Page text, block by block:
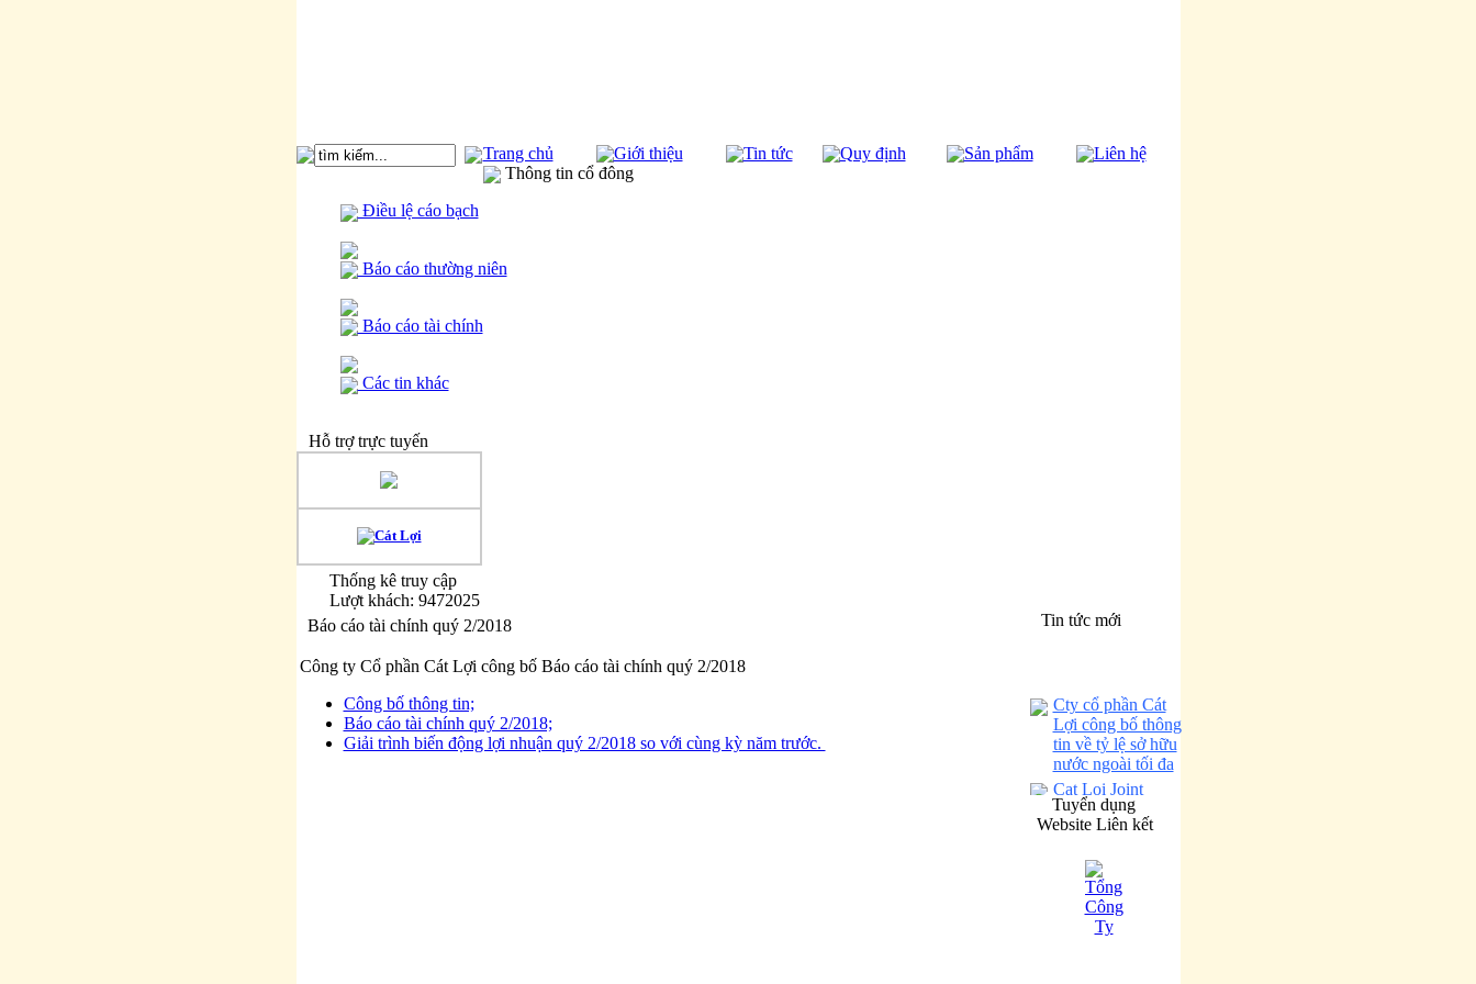
Trang chủ Giới thiệu Tin tức Quy định Sản phẩm
Liên hệ
Thông tin cổ đông
Điều lệ cáo bạch
Báo cáo thường niên
Báo cáo tài chính
Các tin khác
Hỗ trợ trực tuyến
Thống kê truy cập
Lượt khách: 9472025
Báo cáo tài chính quý 2/2018
Công ty Cổ phần Cát Lợi công bố Báo cáo tài chính quý 2/2018
Công bố thông tin;
Báo cáo tài chính quý 2/2018;
Giải trình biến động lợi nhuận quý 2/2018 so với cùng kỳ năm trước.
Tin tức mới
Cty cổ phần Cát
Lợi công bố thông
tin về tỷ lệ sở hữu
nước ngoài tối đa
Cat Loi Joint
Stock Company
announces the
ownership ratio.
Báo cáo tình hình
quản trị Công ty 6
tháng đầu năm
Tuyển dụng
Website Liên kết